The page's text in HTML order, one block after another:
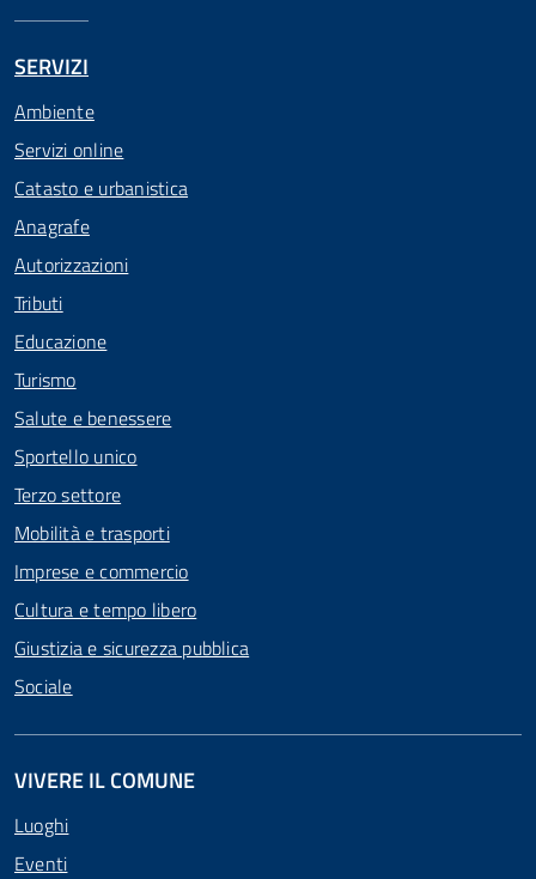
SERVIZI
Ambiente
Servizi online
Catasto e urbanistica
Anagrafe
Autorizzazioni
Tributi
Educazione
Turismo
Salute e benessere
Sportello unico
Terzo settore
Mobilità e trasporti
Imprese e commercio
Cultura e tempo libero
Giustizia e sicurezza pubblica
Sociale
VIVERE IL COMUNE
Luoghi
Eventi